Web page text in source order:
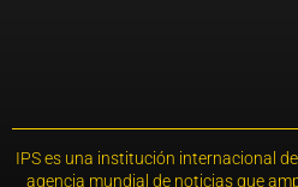
IPS es una institución internacional
agencia mundial de noticias que